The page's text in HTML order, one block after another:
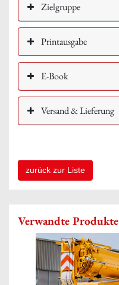
Zielgruppe
Printausgabe
E-Book
Versand & Lieferung
zurück zur Liste
Verwandte Produkte